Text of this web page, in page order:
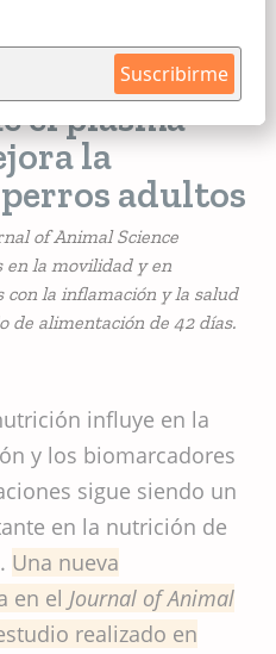
Suscribirme
científico
el plasma
la
adultos
of Animal Science
la movilidad y en
la inflamación y la salud
alimentación de 42 días.
influye en la
y los biomarcadores
sigue siendo un
en la nutrición de
Una nueva
en el Journal of Animal
realizado en